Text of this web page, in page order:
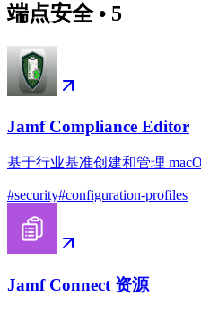
端点安全• 5
Jamf Compliance Editor
基于行业基准创建和管理
#security#configuration-profiles
Jamf Connect 资源